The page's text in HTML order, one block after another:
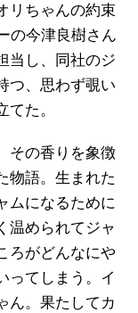
リちゃんの約束
の今津良樹さん
当し、同社のジ
つ、思わず覗い
た。
その香りを象徴
物語。生まれた
ムになるために
温められてジャ
ろがどんなにや
ってしまう。イ
ん。果たしてカ